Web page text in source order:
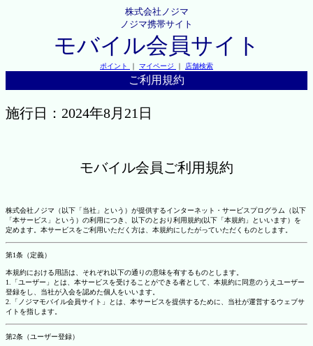
株式会社ノジマ
ノジマ携帯サイト
モバイル会員サイト
ポイント ｜ マイページ ｜ 店舗検索
ご利用規約
施行日：2024年8月21日
モバイル会員ご利用規約
株式会社ノジマ（以下「当社」という）が提供するインターネット・サービスプログラム（以下
「本サービス」という）の利用につき、以下のとおり利用規約(以下「本規約」といいます）を
定めます。本サービスをご利用いただく方は、本規約にしたがっていただくものとします。
第1条（定義）
本規約における用語は、それぞれ以下の通りの意味を有するものとします。
1.「ユーザー」とは、本サービスを受けることができる者として、本規約に同意のうえユーザー
登録をし、当社が入会を認めた個人をいいます。
2.「ノジマモバイル会員サイト」とは、本サービスを提供するために、当社が運営するウェブサ
イトを指します。
第2条（ユーザー登録）